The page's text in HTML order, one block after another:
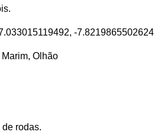
-7.8219865502624
Olhão
de rodas.